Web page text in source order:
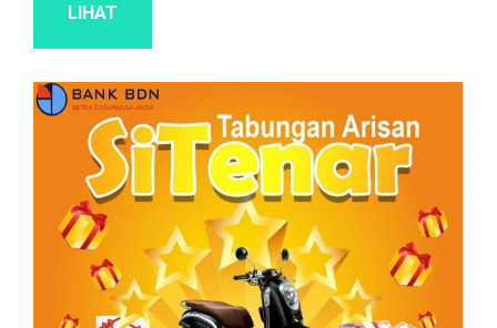
LIHAT